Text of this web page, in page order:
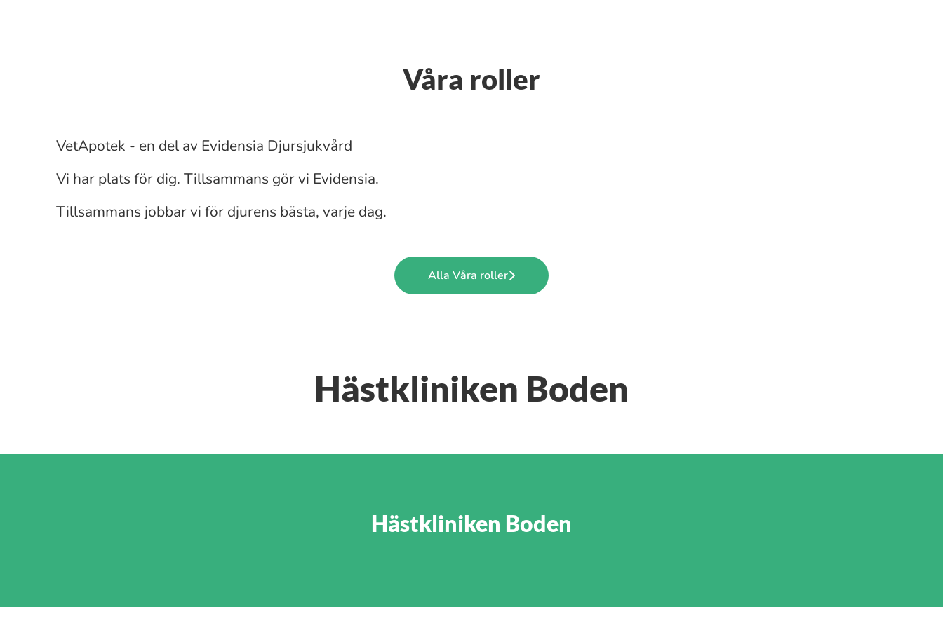
Våra roller
VetApotek - en del av Evidensia Djursjukvård
Vi har plats för dig. Tillsammans gör vi Evidensia.
Tillsammans jobbar vi för djurens bästa, varje dag.
Alla Våra roller
Hästkliniken Boden
Hästkliniken Boden